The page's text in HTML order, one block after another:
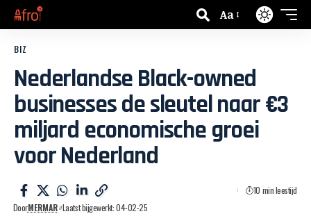
Aa
BIZ
Nederlandse Black-owned
businesses de sleutel naar €3
miljard economische groei
voor Nederland
DoorMERMAR Laatst bijgewerkt: 04-02-25
10 min leestijd